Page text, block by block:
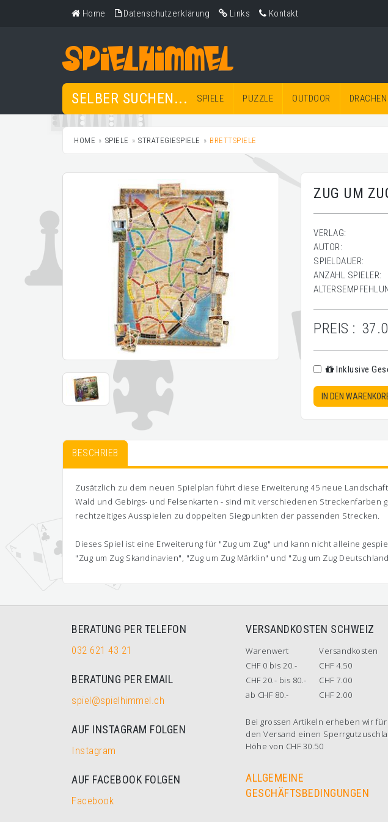
Home Datenschutzerklärung Links Kontakt
SELBER SUCHEN... SPIELE PUZZLE OUTDOOR DRACHEN
HOME SPIELE STRATEGIESPIELE BRETTSPIELE
ZUG UM
VERLAG:
AUTOR:
SPIELDAUER:
ANZAHL SPIELER:
PREIS :
Inklusive
IN DEN
BESCHRIEB
Zusätzlich zu dem neuen Spielplan führt diese Erweiterung 45 neue
Wald und Gebirgs- und Felsenkarten - sind mit verschiedenen
rechtzeitiges Ausspielen zu doppelten Siegpunkten der passenden Strecken.
Dieses Spiel ist eine Erweiterung für "Zug um Zug" und kann nicht alleine
"Zug um Zug Skandinavien", "Zug um Zug Märklin" und "Zug um Zug
BERATUNG PER TELEFON
032 621 43 21
BERATUNG PER EMAIL
spiel@spielhimmel.ch
AUF INSTAGRAM FOLGEN
Instagram
AUF FACEBOOK FOLGEN
Facebook
VERSANDKOSTEN SCHWEIZ
Warenwert
Versandkosten
CHF 0 bis 20.-
CHF 4.50
CHF 20.- bis 80.-
CHF 7.00
ab CHF 80.-
CHF 2.00
Bei grossen Artikeln erheben wir für
den Versand einen
Höhe von CHF 30.50
ALLGEMEINE
GESCHÄFTSBEDINGUNGEN